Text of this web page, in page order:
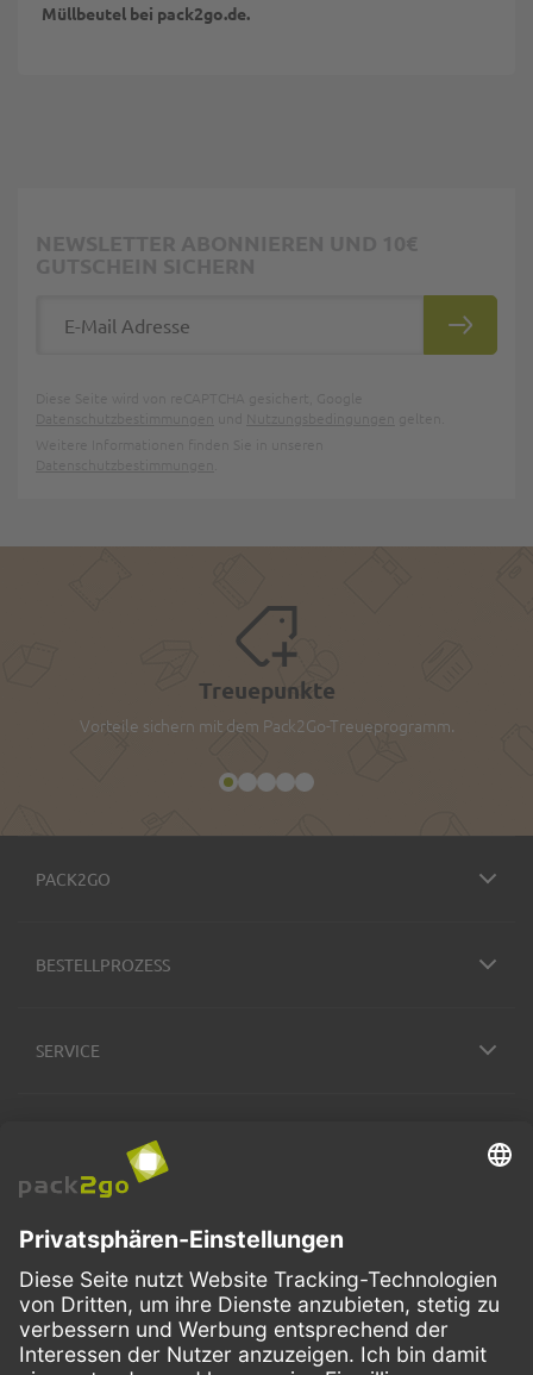
Müllbeutel bei pack2go.de.
Treuepunkte
Vorteile sichern mit dem Pack2Go-Treueprogramm.
PACK2GO
BESTELLPROZESS
SERVICE
VERSANDARTEN